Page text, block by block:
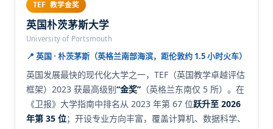
TEF 教学金奖
英国朴茨茅斯大学
University of Portsmouth
📍 英国 · 朴茨茅斯（英格兰南部海滨，距伦敦约 1.5 小时火车）
英国发展最快的现代化大学之一，TEF（英国教学卓越评估
框架）2023 获最高级别“金奖” （英格兰东南仅 5 所）。在
《卫报》大学指南中排名从 2023 年第 67 位跃升至 2026
年第 35 位；开设专业方向丰富，覆盖计算机、数据科学、